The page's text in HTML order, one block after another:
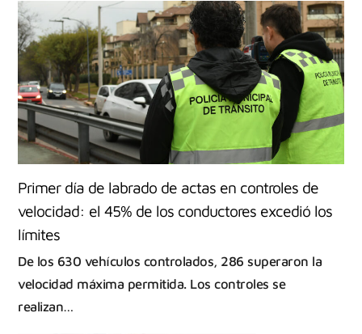
Primer día de labrado de actas en controles de
velocidad: el 45% de los conductores excedió los
límites
De los 630 vehículos controlados, 286 superaron la
velocidad máxima permitida. Los controles se
realizan…